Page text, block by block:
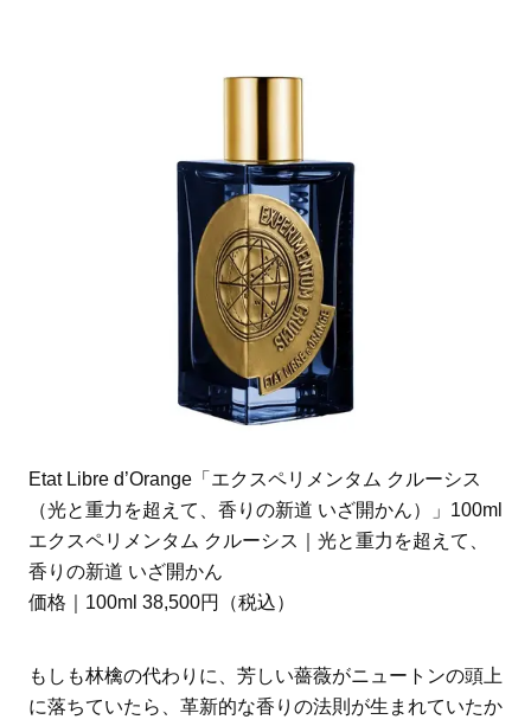
Etat Libre d’Orange「エクスペリメンタム クルーシス
（光と重力を超えて、香りの新道 いざ開かん）」100ml
エクスペリメンタム クルーシス｜光と重力を超えて、
香りの新道 いざ開かん
価格｜100ml 38,500円（税込）
もしも林檎の代わりに、芳しい薔薇がニュートンの頭上
に落ちていたら、革新的な香りの法則が生まれていたか